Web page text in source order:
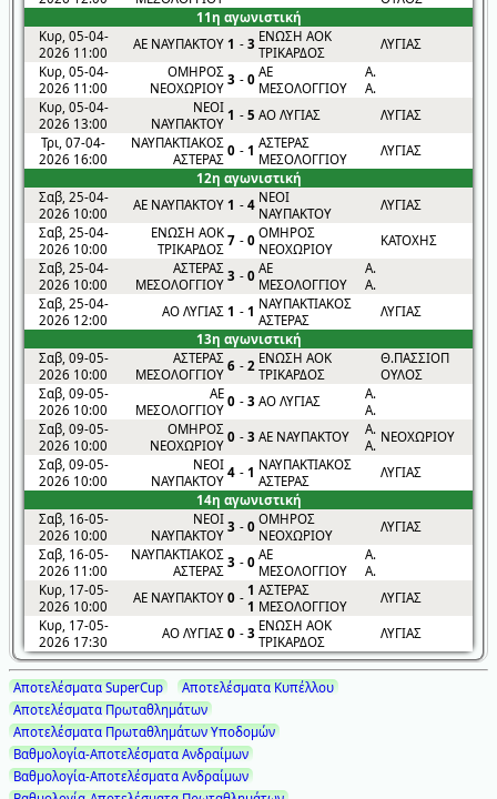
11η αγωνιστική
Κυρ, 05-04-
2026 11:00
ΑΕ ΝΑΥΠΑΚΤΟΥ 1 - 3 ΕΝΩΣΗ ΑΟΚ
ΤΡΙΚΑΡΔΟΣ
ΛΥΓΙΑΣ
Κυρ, 05-04-
2026 11:00
ΟΜΗΡΟΣ
ΝΕΟΧΩΡΙΟΥ
3 - 0 ΑΕ
ΜΕΣΟΛΟΓΓΙΟΥ
Α.
Α.
Κυρ, 05-04-
2026 13:00
ΝΕΟΙ
ΝΑΥΠΑΚΤΟΥ
1 - 5 ΑΟ ΛΥΓΙΑΣ
ΛΥΓΙΑΣ
Τρι, 07-04-
2026 16:00
ΝΑΥΠΑΚΤΙΑΚΟΣ
ΑΣΤΕΡΑΣ
0 - 1 ΑΣΤΕΡΑΣ
ΜΕΣΟΛΟΓΓΙΟΥ
ΛΥΓΙΑΣ
12η αγωνιστική
Σαβ, 25-04-
2026 10:00
ΑΕ ΝΑΥΠΑΚΤΟΥ 1 - 4 ΝΕΟΙ
ΝΑΥΠΑΚΤΟΥ
ΛΥΓΙΑΣ
Σαβ, 25-04-
2026 10:00
ΕΝΩΣΗ ΑΟΚ
ΤΡΙΚΑΡΔΟΣ
7 - 0 ΟΜΗΡΟΣ
ΝΕΟΧΩΡΙΟΥ
ΚΑΤΟΧΗΣ
Σαβ, 25-04-
2026 10:00
ΑΣΤΕΡΑΣ
ΜΕΣΟΛΟΓΓΙΟΥ
3 - 0 ΑΕ
ΜΕΣΟΛΟΓΓΙΟΥ
Α.
Α.
Σαβ, 25-04-
2026 12:00
ΑΟ ΛΥΓΙΑΣ 1 - 1 ΝΑΥΠΑΚΤΙΑΚΟΣ
ΑΣΤΕΡΑΣ
ΛΥΓΙΑΣ
13η αγωνιστική
Σαβ, 09-05-
2026 10:00
ΑΣΤΕΡΑΣ
ΜΕΣΟΛΟΓΓΙΟΥ
6 - 2 ΕΝΩΣΗ ΑΟΚ
ΤΡΙΚΑΡΔΟΣ
Θ.ΠΑΣΣΙΟΠ
ΟΥΛΟΣ
Σαβ, 09-05-
2026 10:00
ΑΕ
ΜΕΣΟΛΟΓΓΙΟΥ
0 - 3 ΑΟ ΛΥΓΙΑΣ
Α.
Α.
Σαβ, 09-05-
2026 10:00
ΟΜΗΡΟΣ
ΝΕΟΧΩΡΙΟΥ
0 - 3 ΑΕ ΝΑΥΠΑΚΤΟΥ
Α.
Α.
ΝΕΟΧΩΡΙΟΥ
Σαβ, 09-05-
2026 10:00
ΝΕΟΙ
ΝΑΥΠΑΚΤΟΥ
4 - 1 ΝΑΥΠΑΚΤΙΑΚΟΣ
ΑΣΤΕΡΑΣ
ΛΥΓΙΑΣ
14η αγωνιστική
Σαβ, 16-05-
2026 10:00
ΝΕΟΙ
ΝΑΥΠΑΚΤΟΥ
3 - 0 ΟΜΗΡΟΣ
ΝΕΟΧΩΡΙΟΥ
ΛΥΓΙΑΣ
Σαβ, 16-05-
2026 11:00
ΝΑΥΠΑΚΤΙΑΚΟΣ
ΑΣΤΕΡΑΣ
3 - 0 ΑΕ
ΜΕΣΟΛΟΓΓΙΟΥ
Α.
Α.
Κυρ, 17-05-
2026 10:00
ΑΕ ΝΑΥΠΑΚΤΟΥ 0 - 1
1
ΑΣΤΕΡΑΣ
ΜΕΣΟΛΟΓΓΙΟΥ
ΛΥΓΙΑΣ
Κυρ, 17-05-
2026 17:30
ΑΟ ΛΥΓΙΑΣ 0 - 3 ΕΝΩΣΗ ΑΟΚ
ΤΡΙΚΑΡΔΟΣ
ΛΥΓΙΑΣ
Αποτελέσματα SuperCup
Αποτελέσματα Κυπέλλου
Αποτελέσματα Πρωταθλημάτων
Αποτελέσματα Πρωταθλημάτων Υποδομών
Βαθμολογία-Αποτελέσματα Ανδραίμων
Βαθμολογία-Αποτελέσματα Ανδραίμων